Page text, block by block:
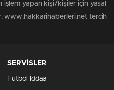
işlem yapan kişi/kişiler için yasal
www.hakkarihaberleri.net tercih
SERVİSLER
Futbol İddaa